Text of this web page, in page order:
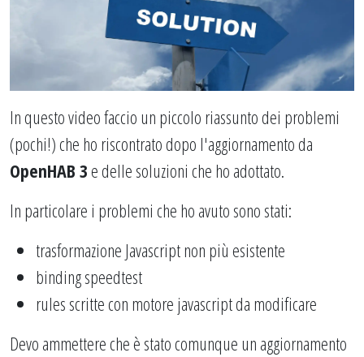
In questo video faccio un piccolo riassunto dei problemi
(pochi!) che ho riscontrato dopo l'aggiornamento da
OpenHAB 3 e delle soluzioni che ho adottato.
In particolare i problemi che ho avuto sono stati:
trasformazione Javascript non più esistente
binding speedtest
rules scritte con motore javascript da modificare
Devo ammettere che è stato comunque un aggiornamento